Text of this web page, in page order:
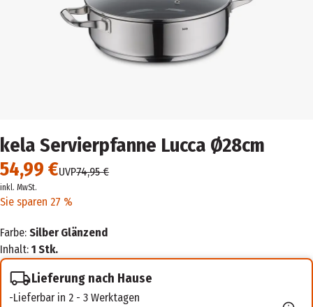
kela Servierpfanne Lucca Ø28cm
54,99 €UVP74,95 €
inkl. MwSt.
Sie sparen 27 %
Farbe: Silber Glänzend
Inhalt: 1 Stk.
Lieferung nach Hause
Lieferbar in 2 - 3 Werktagen